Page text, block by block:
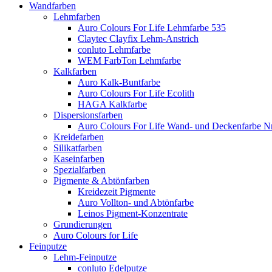
Wandfarben
Lehmfarben
Auro Colours For Life Lehmfarbe 535
Claytec Clayfix Lehm-Anstrich
conluto Lehmfarbe
WEM FarbTon Lehmfarbe
Kalkfarben
Auro Kalk-Buntfarbe
Auro Colours For Life Ecolith
HAGA Kalkfarbe
Dispersionsfarben
Auro Colours For Life Wand- und Deckenfarbe
Kreidefarben
Silikatfarben
Kaseinfarben
Spezialfarben
Pigmente & Abtönfarben
Kreidezeit Pigmente
Auro Vollton- und Abtönfarbe
Leinos Pigment-Konzentrate
Grundierungen
Auro Colours for Life
Feinputze
Lehm-Feinputze
conluto Edelputze